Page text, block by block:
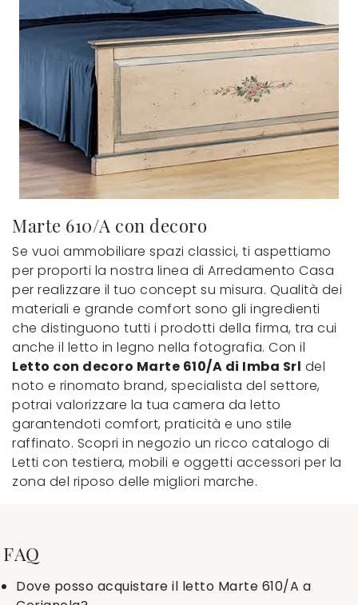
Marte 610/A con decoro
Se vuoi ammobiliare spazi classici, ti aspettiamo
per proporti la nostra linea di Arredamento Casa
per realizzare il tuo concept su misura. Qualità dei
materiali e grande comfort sono gli ingredienti
che distinguono tutti i prodotti della firma, tra cui
anche il letto in legno nella fotografia. Con il
Letto con decoro Marte 610/A di Imba Srl del
noto e rinomato brand, specialista del settore,
potrai valorizzare la tua camera da letto
garantendoti comfort, praticità e uno stile
raffinato. Scopri in negozio un ricco catalogo di
Letti con testiera, mobili e oggetti accessori per la
zona del riposo delle migliori marche.
FAQ
Dove posso acquistare il letto Marte 610/A a